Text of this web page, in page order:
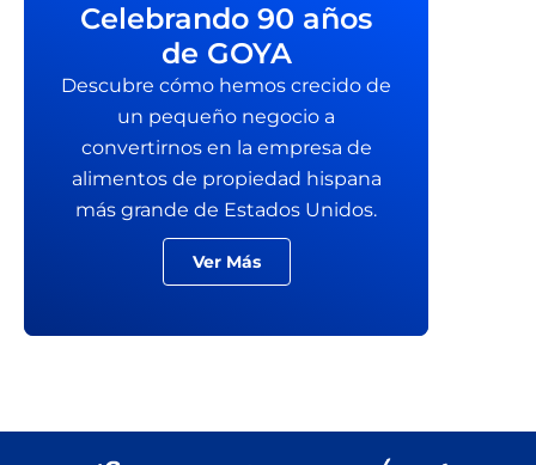
Celebrando 90 años
de GOYA
Descubre cómo hemos crecido de
un pequeño negocio a
convertirnos en la empresa de
alimentos de propiedad hispana
más grande de Estados Unidos.
Ver Más